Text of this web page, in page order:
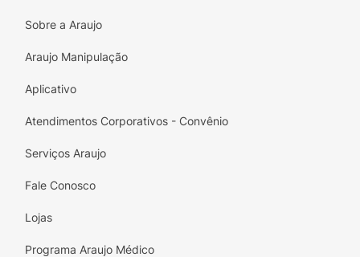
Sobre a Araujo
Araujo Manipulação
Aplicativo
Atendimentos Corporativos - Convênio
Serviços Araujo
Fale Conosco
Lojas
Programa Araujo Médico